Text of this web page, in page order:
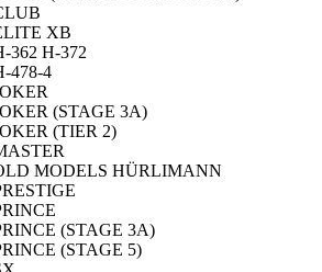
XB
362 H-372
478-4
(STAGE 3A)
(TIER 2)
MODELS HÜRLIMANN
(STAGE 3A)
(STAGE 5)